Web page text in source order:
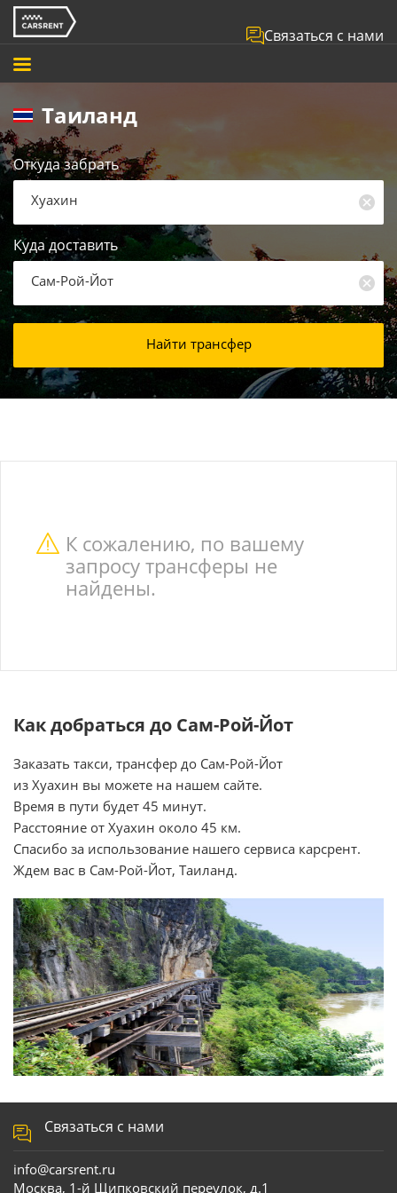
Связаться с нами
Таиланд
Откуда забрать
Хуахин
Куда доставить
Сам-Рой-Йот
Найти трансфер
К сожалению, по вашему
запросу трансферы не
найдены.
Как добраться до Сам-Рой-Йот
Заказать такси, трансфер до Сам-Рой-Йот
из Хуахин вы можете на нашем сайте.
Время в пути будет 45 минут.
Расстояние от Хуахин около 45 км.
Спасибо за использование нашего сервиса карсрент.
Ждем вас в Сам-Рой-Йот, Таиланд.
Связаться с нами
info@carsrent.ru
Москва, 1-й Щипковский переулок, д.1